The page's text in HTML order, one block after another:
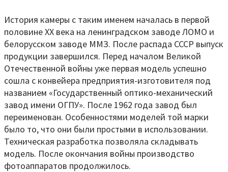
История камеры с таким именем началась в первой
половине XX века на ленинградском заводе ЛОМО и
белорусском заводе ММЗ. После распада СССР выпуск
продукции завершился. Перед началом Великой
Отечественной войны уже первая модель успешно
сошла с конвейера предприятия-изготовителя под
названием «Государственный оптико-механический
завод имени ОГПУ». После 1962 года завод был
переименован. Особенностями моделей той марки
было то, что они были простыми в использовании.
Техническая разработка позволяла складывать
модель. После окончания войны производство
фотоаппаратов продолжилось.